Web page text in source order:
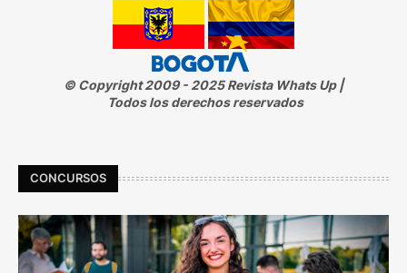
© Copyright 2009 - 2025 Revista Whats Up |
Todos los derechos reservados
CONCURSOS